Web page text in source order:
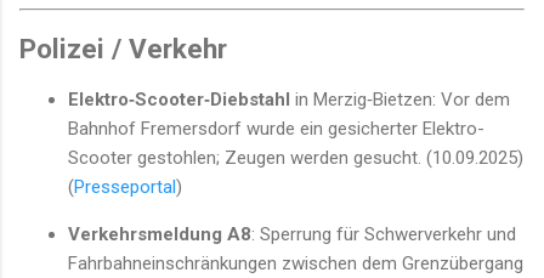
Polizei / Verkehr
Elektro‑Scooter‑Diebstahl in Merzig‑Bietzen: Vor dem
Bahnhof Fremersdorf wurde ein gesicherter Elektro-
Scooter gestohlen; Zeugen werden gesucht. (10.09.2025)
(Presseportal)
Verkehrsmeldung A8: Sperrung für Schwerverkehr und
Fahrbahneinschränkungen zwischen dem Grenzübergang